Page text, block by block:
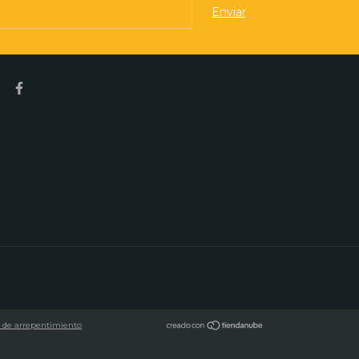
de arrepentimiento